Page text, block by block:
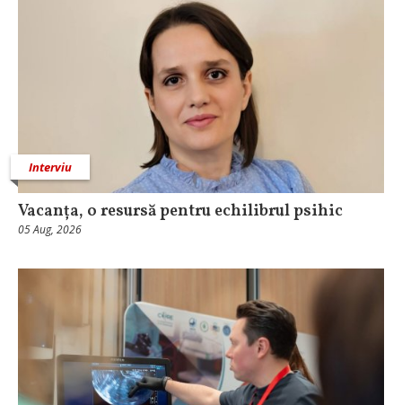
Interviu
Vacanța, o resursă pentru echilibrul psihic
05 Aug, 2026